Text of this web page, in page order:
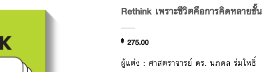
Rethink เพราะชีวิตคือการคิดหลายชั้น
฿ 275.00
ผู้แต่ง : ศาสตราจารย์ ดร. นภดล ร่มโพธิ์